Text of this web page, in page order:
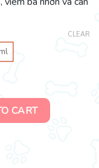
CLEAR
chó PRUNUS quantity
CART